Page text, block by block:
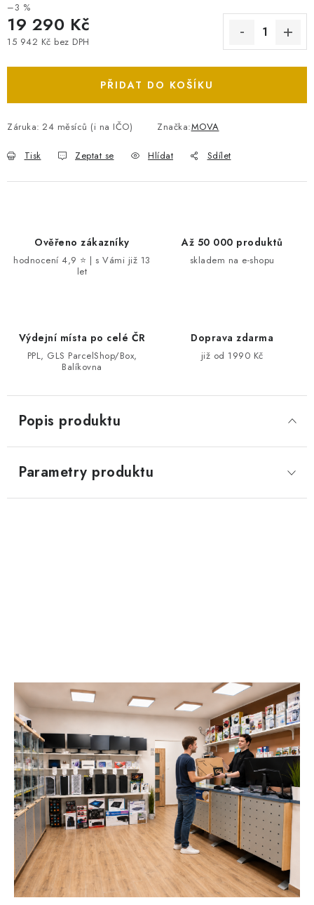
–3 %
19 290 Kč
15 942 Kč bez DPH
PŘIDAT DO KOŠÍKU
Záruka: 24 měsíců (i na IČO) Značka:MOVA
Tisk Zeptat se Hlídat Sdílet
Ověřeno zákazníky
hodnocení 4,9 ⭐ | s Vámi již 13
let
Až 50 000 produktů
skladem na e-shopu
Výdejní místa po celé ČR
PPL, GLS ParcelShop/Box,
Balíkovna
Doprava zdarma
již od 1990 Kč
Popis produktu
Parametry produktu